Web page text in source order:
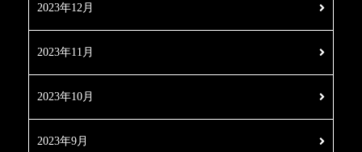
2023年12月
2023年11月
2023年10月
2023年9月